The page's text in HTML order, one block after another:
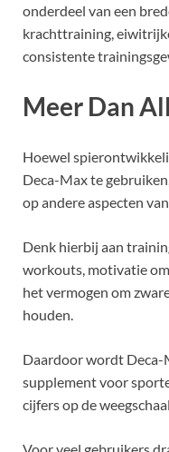
onderdeel van een
krachttraining,
consistente
Meer Dan
Hoewel
Deca-Max te
op andere aspecten
Denk hierbij aan
workouts, motivatie
het vermogen om
houden.
Daardoor wordt Deca-
supplement voor
cijfers op de